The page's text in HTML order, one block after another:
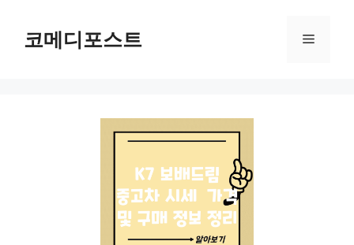
코메디포스트 메